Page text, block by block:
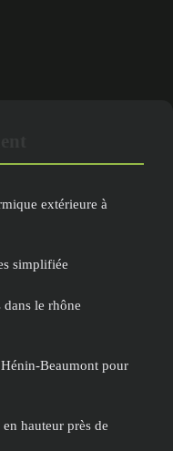
extérieure à
simplifiée
le rhône
Beaumont pour
hauteur près de